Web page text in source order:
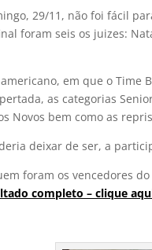
29/11, não foi fácil
foram seis os juizes:
em que o Time
as categorias
Novos bem como as
deixar de ser, a
foram os vencedores
completo – clique